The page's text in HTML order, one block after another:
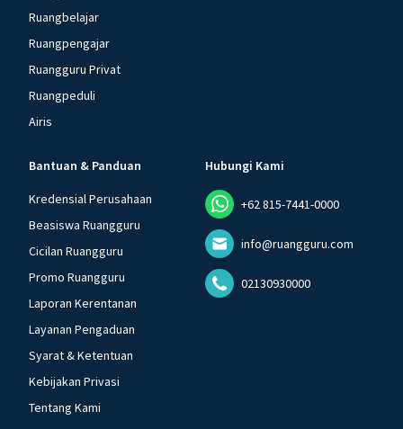
Ruangbelajar
Ruangpengajar
Ruangguru Privat
Ruangpeduli
Airis
Bantuan & Panduan
Kredensial Perusahaan
Beasiswa Ruangguru
Cicilan Ruangguru
Promo Ruangguru
Laporan Kerentanan
Layanan Pengaduan
Syarat & Ketentuan
Kebijakan Privasi
Tentang Kami
Hubungi Kami
+62 815-7441-0000
info@ruangguru.com
02130930000